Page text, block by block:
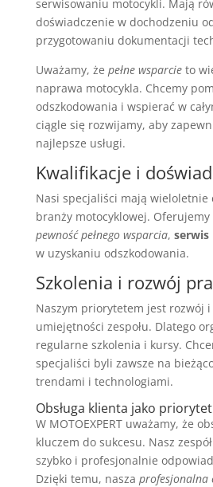
serwisowaniu motocykli. Mają
doświadczenie w dochodzeniu
przygotowaniu dokumentacji
Uważamy, że pełne wsparcieto
naprawa motocykla. Chcemy
odszkodowania i wspierać w
ciągle się rozwijamy, aby
najlepsze usługi.
Kwalifikacje i
Nasi specjaliści mają wieloletnie
branży motocyklowej. Oferujemy
pewność pełnego wsparcia,
w uzyskaniu odszkodowania.
Szkolenia i rozwój
Naszym priorytetem jest rozwój
umiejętności zespołu. Dlatego
regularne szkolenia i kursy.
specjaliści byli zawsze na
trendami i technologiami.
Obsługa klienta jako priorytet
W MOTOEXPERT uważamy, że
kluczem do sukcesu. Nasz
szybko i profesjonalnie
Dzięki temu, nasza profesjonalna